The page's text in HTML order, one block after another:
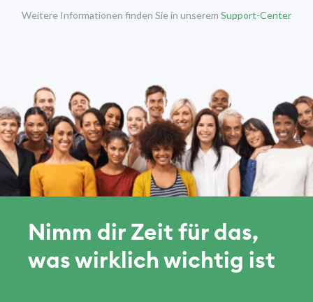
Weitere Informationen finden Sie in unserem Support-Center
Nimm dir Zeit für das,
was wirklich wichtig ist